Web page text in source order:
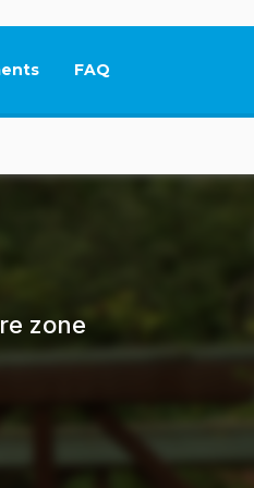
FAQ
Ce lien s'ouvrira
zone